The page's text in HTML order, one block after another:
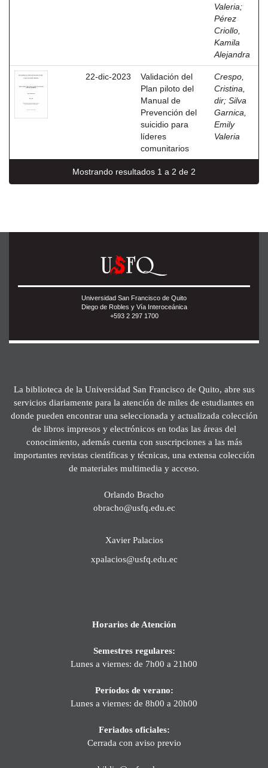
Valeria;
Pérez
Criollo,
Kamila
Alejandra
22-dic-2023
Validación del
Plan piloto del
Manual de
Prevención del
suicidio para
líderes
comunitarios
Crespo,
Cristina,
dir; Silva
Garnica,
Emily
Valeria
Mostrando resultados 1 a 2 de 2
Universidad San Francisco de Quito
Diego de Robles y Vía Interoceánica
+593 2 297 1700
La biblioteca de la Universidad San Francisco de Quito, abre sus
servicios diariamente para la atención de miles de estudiantes en
donde pueden encontrar una seleccionada y actualizada colección
de libros impresos y electrónicos en todas las áreas del
conocimiento, además cuenta con suscripciones a las más
importantes revistas científicas y técnicas, una extensa colección
de materiales multimedia y acceso.
Orlando Bracho
obracho@usfq.edu.ec
Xavier Palacios
xpalacios@usfq.edu.ec
Horarios de Atención
Semestres regulares:
Lunes a viernes: de 7h00 a 21h00
Períodos de verano:
Lunes a viernes: de 8h00 a 20h00
Feriados oficiales:
Cerrada con aviso previo